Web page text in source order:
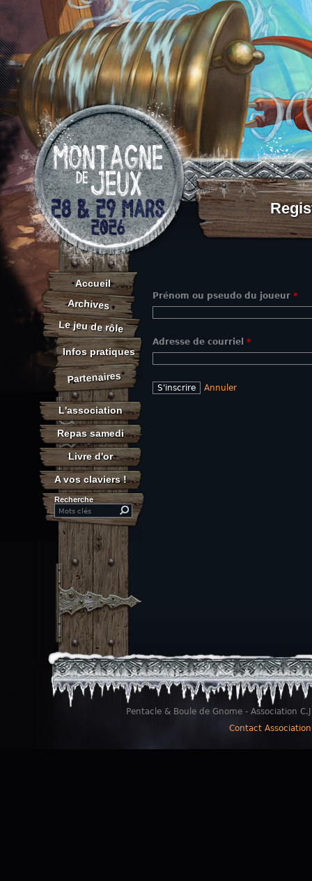
Aller au contenu
Prénom ou pseudo du joueur *
Adresse de courriel *
Annuler
Accueil
Archives
Le jeu de rôle
Infos pratiques
Partenaires
L'association
Repas samedi
Livre d'or
A vos claviers !
Recherche
Search this site
Pentacle & Boule de Gnome - Association
Contact Association